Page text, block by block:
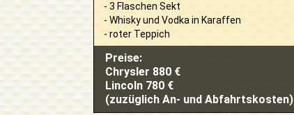
Preise:
Chrysler 880 €
Lincoln 780 €
(zuzüglich An- und Abfahrtskosten)
- 3 Flaschen Sekt
- Whisky und Vodka in Karaffen
- roter Teppich